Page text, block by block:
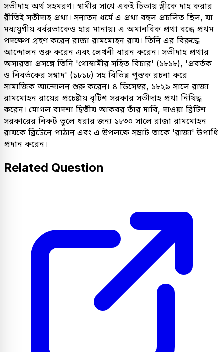
সতীদাহ অর্থ সহমরণ। স্বামীর সাথে একই চিতায় স্ত্রীকে দাহ করার
রীতিই সতীদাহ প্রথা। সনাতন ধর্মে এ প্রথা বহুল প্রচলিত ছিল, যা
মধ্যযুগীয় বর্বরতাকেও হার মানায়। এ অমানবিক প্রথা বন্ধে প্রথম
পদক্ষেপ গ্রহণ করেন রাজা রামমোহন রায়। তিনি এর বিরুদ্ধে
আন্দোলন শুরু করেন এবং লেখনী ধারন করেন। সতীদাহ প্রথার
অসারতা প্রসঙ্গে তিনি 'গোস্বামীর সহিত বিচার' (১৮১৮), 'প্রবর্তক
ও নিবর্তকের সম্বাদ' (১৮১৮) সহ বিভিন্ন পুস্তক রচনা করে
সামাজিক আন্দোলন শুরু করেন। ৪ ডিসেম্বর, ১৮২৯ সালে রাজা
রামমোহন রায়ের প্রচেষ্টায় বৃটিশ সরকার সতীদাহ প্রথা নিষিদ্ধ
করেন। মোগল বাদশা দ্বিতীয় আকবর তাঁর দাবি, দাওয়া ব্রিটিশ
সরকারের নিকট তুলে ধরার জন্য ১৮৩০ সালে রাজা রামমোহন
রায়কে ব্রিটেনে পাঠান এবং এ উপলক্ষে সম্রাট তাকে 'রাজা' উপাধি
প্রদান করেন।
Related Question